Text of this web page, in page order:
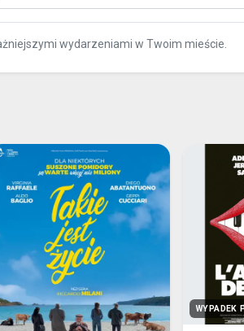
wydarzeniami w Twoim mieście.
WYPADEK